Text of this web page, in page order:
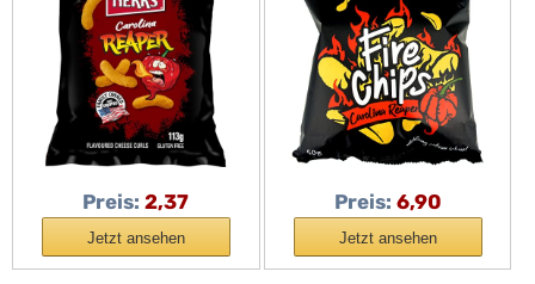
Preis: 2,37
Jetzt ansehen
Preis: 6,90
Jetzt ansehen